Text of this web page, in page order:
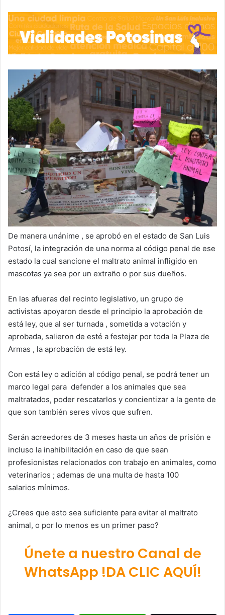
De manera unánime , se aprobó en el estado de San Luis
Potosí, la integración de una norma al código penal de ese
estado la cual sancione el maltrato animal infligido en
mascotas ya sea por un extraño o por sus dueños.
En las afueras del recinto legislativo, un grupo de
activistas apoyaron desde el principio la aprobación de
está ley, que al ser turnada , sometida a votación y
aprobada, salieron de esté a festejar por toda la Plaza de
Armas , la aprobación de está ley.
Con está ley o adición al código penal, se podrá tener un
marco legal para defender a los animales que sea
maltratados, poder rescatarlos y concientizar a la gente de
que son también seres vivos que sufren.
Serán acreedores de 3 meses hasta un años de prisión e
incluso la inahibilitación en caso de que sean
profesionistas relacionados con trabajo en animales, como
veterinarios ; ademas de una multa de hasta 100
salarios mínimos.
¿Crees que esto sea suficiente para evitar el maltrato
animal, o por lo menos es un primer paso?
Únete a nuestro Canal de
WhatsApp !DA CLIC AQUÍ!